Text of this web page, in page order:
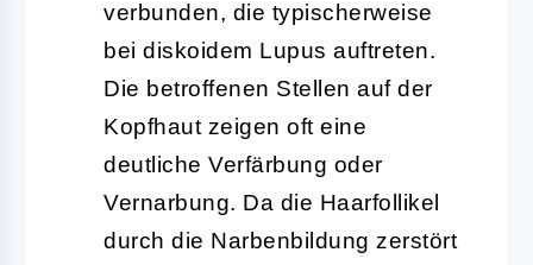
verbunden, die typischerweise
bei diskoidem Lupus auftreten.
Die betroffenen Stellen auf der
Kopfhaut zeigen oft eine
deutliche Verfärbung oder
Vernarbung. Da die Haarfollikel
durch die Narbenbildung zerstört